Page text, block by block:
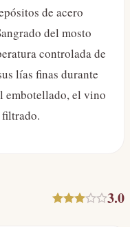
de acero
del mosto
controlada de
lías finas durante
embotellado, el vino
3.0